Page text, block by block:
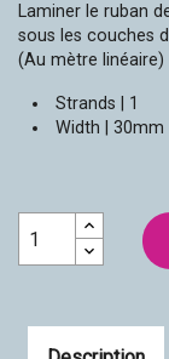
Laminer le ruban
sous les couches
(Au mètre linéaire)
Strands | 1
Width | 30mm